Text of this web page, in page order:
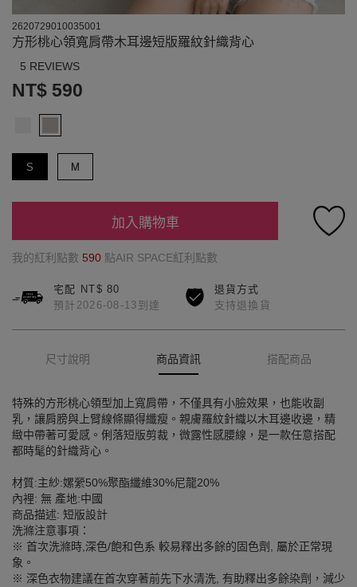
2620729010035001
方形桃心領寬肩帶木耳邊短版羅紋針織背心
5 REVIEWS
NT$ 590
S M
加入購物車
我的紅利點數 590 點AIR SPACE紅利點數
宅配 NT$ 80
預計2026-08-13到達
退貨方式
支持退換貨
尺寸說明 商品資訊 搭配商品
特殊的方形桃心領型加上寬肩帶，不僅具有小臉效果，也能收副
乳，讓肩膀與上臂線條顯得纖瘦。親膚羅紋針織以木耳邊收邊，精
緻中帶著可愛感。俐落短版剪裁，微露性感腰線，是一款任意搭配
都時髦的針織背心。
材質:主紗:嫘縈50%聚酯纖維30%尼龍20%
內裡: 無 產地:中國
商品描述: 短版設計
洗滌注意事項：
※ 首次洗滌時,深色/飽和色系 較易釋出多餘的固色劑, 屬於正常現
象。
※ 深色衣物建議在首次穿著前先下水清洗, 有助釋出多餘染劑，減少